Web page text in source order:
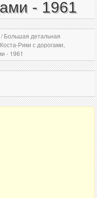
- 1961
/Большая детальная
Рики с дорогами,
- 1961